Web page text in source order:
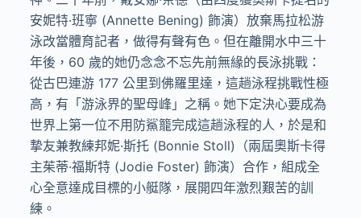
安妮特·班寧 (Annette Bening) 飾演）放棄馬拉松游
泳改當體育記者，做得有聲有色。但在離開水中三十
年後，60 歲的她仍念念不忘先前無緣的長泳挑戰：
從古巴連游 177 公里到佛羅里達，這趟泳程挑戰性極
高，有「游泳界的聖母峰」之稱。她下定決心要成為
世界上第一位不用防鯊籠完成這趟泳程的人，於是和
摯友兼教練邦妮·斯托 (Bonnie Stoll)（兩屆奧斯卡得
主茱蒂·福斯特 (Jodie Foster) 飾演）合作，組成全
心全意達成目標的小艇隊，展開四年激烈艱苦的訓
練。